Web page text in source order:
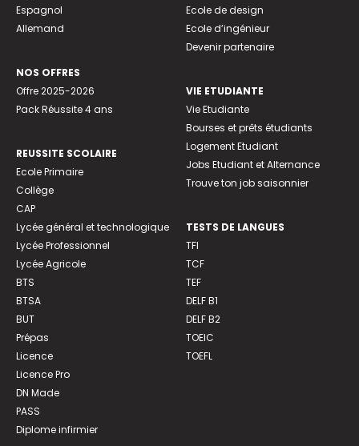
Espagnol
Allemand
NOS OFFRES
Offre 2025-2026
Pack Réussite 4 ans
REUSSITE SCOLAIRE
Ecole Primaire
Collège
CAP
Lycée général et technologique
Lycée Professionnel
Lycée Agricole
BTS
BTSA
BUT
Prépas
Licence
Licence Pro
DN Made
PASS
Diplome infirmier
Ecole de design
Ecole d’ingénieur
Devenir partenaire
VIE ETUDIANTE
Vie Etudiante
Bourses et prêts étudiants
Logement Etudiant
Jobs Etudiant et Alternance
Trouve ton job saisonnier
TESTS DE LANGUES
TFI
TCF
TEF
DELF B1
DELF B2
TOEIC
TOEFL